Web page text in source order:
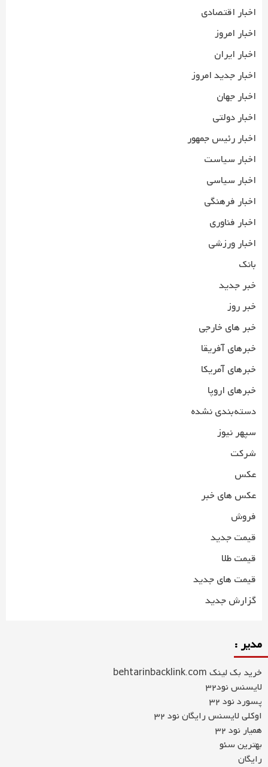
اخبار اقتصادی
اخبار امروز
اخبار ایران
اخبار جدید امروز
اخبار جهان
اخبار دولتی
اخبار رئیس جمهور
اخبار سیاست
اخبار سیاسی
اخبار فرهنگی
اخبار فناوری
اخبار ورزشی
بانک
خبر جدید
خبر روز
خبر های خارجی
خبرهای آفریقا
خبرهای آمریکا
خبرهای اروپا
دسته‌بندی نشده
سپهر نیوز
شرکت
عکس
عکس های خبر
فروش
قیمت جدید
قیمت طلا
قیمت های جدید
گزارش جدید
مدیر :
خرید بک لینک behtarinbacklink.com
لایسنس نود32
پسورد نود 32
اوکلی لایسنس رایگان نود 32
همیار نود 32
بهترین سئو
رایگان